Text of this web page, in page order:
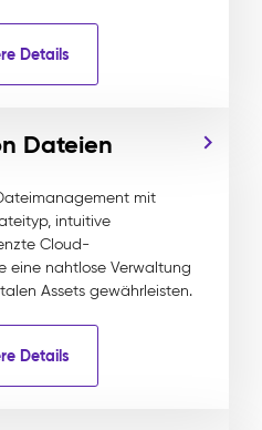
Details
Dateien
mit
intuitive
Cloud-
eine nahtlose Verwaltung
Assets gewährleisten.
Details